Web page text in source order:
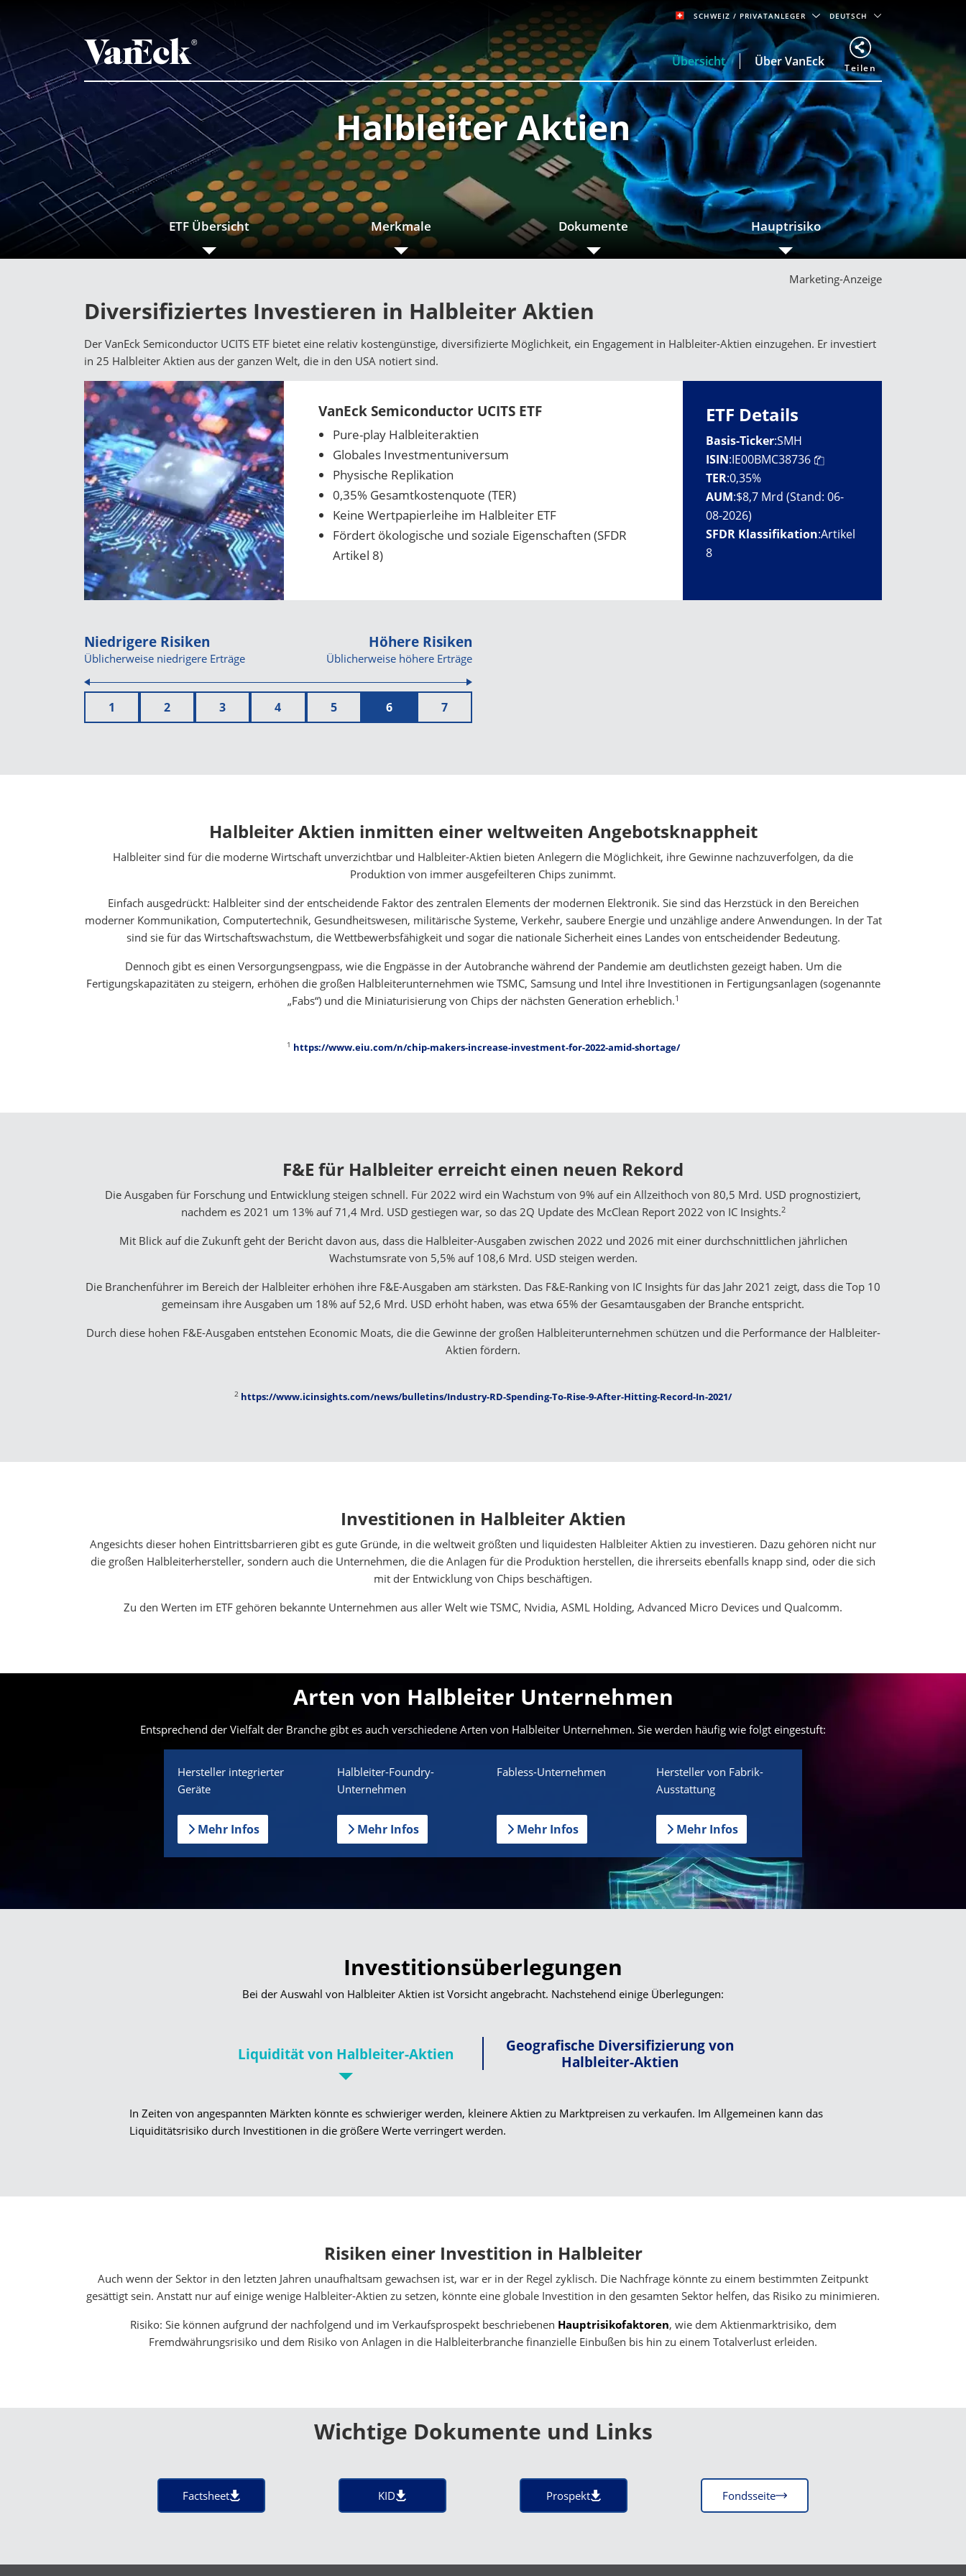
SCHWEIZ/ PRIVATANLEGER DEUTSCH
Übersicht Über VanEck Teilen
Halbleiter Aktien
ETF Übersicht Merkmale Dokumente Hauptrisiko
Marketing-Anzeige
Diversifiziertes Investieren in Halbleiter Aktien
Der VanEck Semiconductor UCITS ETF bietet eine relativ kostengünstige, diversifizierte Möglichkeit, ein Engagement in Halbleiter-Aktien einzugehen. Er investiert
in 25 Halbleiter Aktien aus der ganzen Welt, die in den USA notiert sind.
VanEck Semiconductor UCITS ETF
Pure-play Halbleiteraktien
Globales Investmentuniversum
Physische Replikation
0,35% Gesamtkostenquote (TER)
Keine Wertpapierleihe im Halbleiter ETF
Fördert ökologische und soziale Eigenschaften (SFDR
Artikel 8)
ETF Details
Basis-Ticker:SMH
ISIN:IE00BMC38736
TER:0,35%
AUM:$8,7 Mrd (Stand: 06-
08-2026)
SFDR Klassifikation:Artikel
8
Niedrigere Risiken
Üblicherweise niedrigere Erträge
Höhere Risiken
Üblicherweise höhere Erträge
1 2 3 4 5 6 7
Halbleiter Aktien inmitten einer weltweiten Angebotsknappheit
Halbleiter sind für die moderne Wirtschaft unverzichtbar und Halbleiter-Aktien bieten Anlegern die Möglichkeit, ihre Gewinne nachzuverfolgen, da die
Produktion von immer ausgefeilteren Chips zunimmt.
Einfach ausgedrückt: Halbleiter sind der entscheidende Faktor des zentralen Elements der modernen Elektronik. Sie sind das Herzstück in den Bereichen
moderner Kommunikation, Computertechnik, Gesundheitswesen, militärische Systeme, Verkehr, saubere Energie und unzählige andere Anwendungen. In der Tat
sind sie für das Wirtschaftswachstum, die Wettbewerbsfähigkeit und sogar die nationale Sicherheit eines Landes von entscheidender Bedeutung.
Dennoch gibt es einen Versorgungsengpass, wie die Engpässe in der Autobranche während der Pandemie am deutlichsten gezeigt haben. Um die
Fertigungskapazitäten zu steigern, erhöhen die großen Halbleiterunternehmen wie TSMC, Samsung und Intel ihre Investitionen in Fertigungsanlagen (sogenannte
„Fabs“) und die Miniaturisierung von Chips der nächsten Generation erheblich.1
1 https://www.eiu.com/n/chip-makers-increase-investment-for-2022-amid-shortage/
F&E für Halbleiter erreicht einen neuen Rekord
Die Ausgaben für Forschung und Entwicklung steigen schnell. Für 2022 wird ein Wachstum von 9% auf ein Allzeithoch von 80,5 Mrd. USD prognostiziert,
nachdem es 2021 um 13% auf 71,4 Mrd. USD gestiegen war, so das 2Q Update des McClean Report 2022 von IC Insights.2
Mit Blick auf die Zukunft geht der Bericht davon aus, dass die Halbleiter-Ausgaben zwischen 2022 und 2026 mit einer durchschnittlichen jährlichen
Wachstumsrate von 5,5% auf 108,6 Mrd. USD steigen werden.
Die Branchenführer im Bereich der Halbleiter erhöhen ihre F&E-Ausgaben am stärksten. Das F&E-Ranking von IC Insights für das Jahr 2021 zeigt, dass die Top 10
gemeinsam ihre Ausgaben um 18% auf 52,6 Mrd. USD erhöht haben, was etwa 65% der Gesamtausgaben der Branche entspricht.
Durch diese hohen F&E-Ausgaben entstehen Economic Moats, die die Gewinne der großen Halbleiterunternehmen schützen und die Performance der Halbleiter-
Aktien fördern.
2 https://www.icinsights.com/news/bulletins/Industry-RD-Spending-To-Rise-9-After-Hitting-Record-In-2021/
Investitionen in Halbleiter Aktien
Angesichts dieser hohen Eintrittsbarrieren gibt es gute Gründe, in die weltweit größten und liquidesten Halbleiter Aktien zu investieren. Dazu gehören nicht nur
die großen Halbleiterhersteller, sondern auch die Unternehmen, die die Anlagen für die Produktion herstellen, die ihrerseits ebenfalls knapp sind, oder die sich
mit der Entwicklung von Chips beschäftigen.
Zu den Werten im ETF gehören bekannte Unternehmen aus aller Welt wie TSMC, Nvidia, ASML Holding, Advanced Micro Devices und Qualcomm.
Arten von Halbleiter Unternehmen
Entsprechend der Vielfalt der Branche gibt es auch verschiedene Arten von Halbleiter Unternehmen. Sie werden häufig wie folgt eingestuft:
Hersteller integrierter
Geräte
Mehr Infos
Halbleiter-Foundry-
Unternehmen
Mehr Infos
Fabless-Unternehmen
Mehr Infos
Hersteller von Fabrik-
Ausstattung
Mehr Infos
Investitionsüberlegungen
Bei der Auswahl von Halbleiter Aktien ist Vorsicht angebracht. Nachstehend einige Überlegungen:
Liquidität von Halbleiter-Aktien
Geografische Diversifizierung von
Halbleiter-Aktien
In Zeiten von angespannten Märkten könnte es schwieriger werden, kleinere Aktien zu Marktpreisen zu verkaufen. Im Allgemeinen kann das
Liquiditätsrisiko durch Investitionen in die größere Werte verringert werden.
Risiken einer Investition in Halbleiter
Auch wenn der Sektor in den letzten Jahren unaufhaltsam gewachsen ist, war er in der Regel zyklisch. Die Nachfrage könnte zu einem bestimmten Zeitpunkt
gesättigt sein. Anstatt nur auf einige wenige Halbleiter-Aktien zu setzen, könnte eine globale Investition in den gesamten Sektor helfen, das Risiko zu minimieren.
Risiko: Sie können aufgrund der nachfolgend und im Verkaufsprospekt beschriebenen Hauptrisikofaktoren, wie dem Aktienmarktrisiko, dem
Fremdwährungsrisiko und dem Risiko von Anlagen in die Halbleiterbranche finanzielle Einbußen bis hin zu einem Totalverlust erleiden.
Wichtige Dokumente und Links
Factsheet KID Prospekt Fondsseite